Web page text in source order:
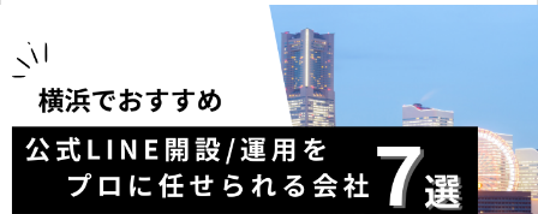
SERVICE
ACHIEVEMENTS